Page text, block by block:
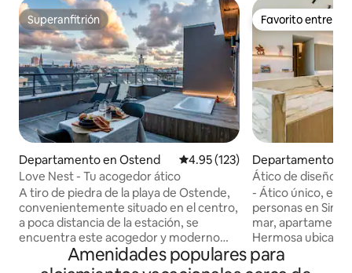
Superanfitrión
Superanfitrión
Departamento en Ostend Calificación promedio: 4.95 de
4.95 (123)
Love Nest - Tu acogedor ático
A tiro de piedra de la playa de Ostende,
convenientemente situado en el centro,
a poca distancia de la estación, se
encuentra este acogedor y moderno
apartamento ideal para 2 personas. Date
un capricho y ven a disfrutar el uno del
Favorito entre
Favorito entre
Departamento en
Ático de diseño
las dunas
- Ático único,
personas en Sint-
mar,
Hermosa
la terraza como si
dunas. - Acceso
Amenidades populares para